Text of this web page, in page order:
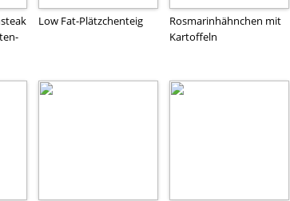
Low Fat-Plätzchenteig
Rosmarinhähnchen mit
Kartoffeln